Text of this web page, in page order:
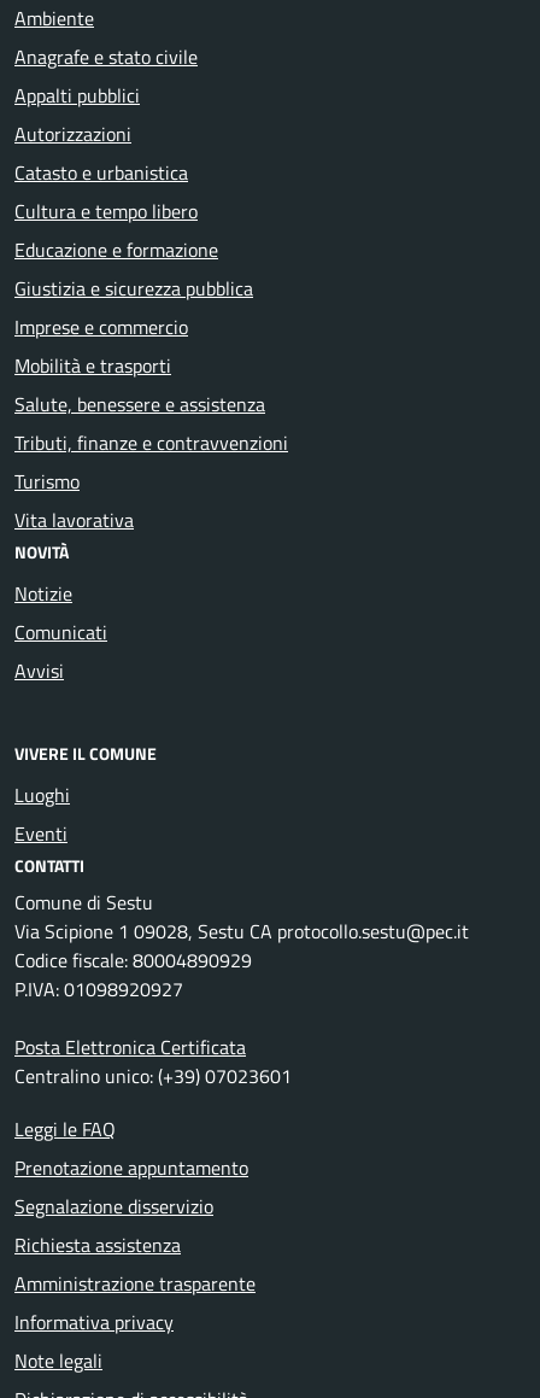
Ambiente
Anagrafe e stato civile
Appalti pubblici
Autorizzazioni
Catasto e urbanistica
Cultura e tempo libero
Educazione e formazione
Giustizia e sicurezza pubblica
Imprese e commercio
Mobilità e trasporti
Salute, benessere e assistenza
Tributi, finanze e contravvenzioni
Turismo
Vita lavorativa
NOVITÀ
Notizie
Comunicati
Avvisi
VIVERE IL COMUNE
Luoghi
Eventi
CONTATTI
Comune di Sestu
Via Scipione 1 09028, Sestu CA protocollo.sestu@pec.it
Codice fiscale: 80004890929
P.IVA: 01098920927
Posta Elettronica Certificata
Centralino unico: (+39) 07023601
Leggi le FAQ
Prenotazione appuntamento
Segnalazione disservizio
Richiesta assistenza
Amministrazione trasparente
Informativa privacy
Note legali